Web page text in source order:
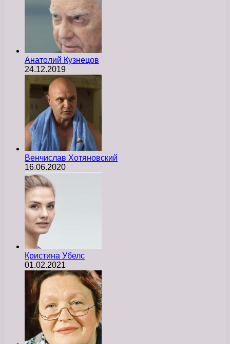
Анатолий Кузнецов
24.12.2019
Венчислав Хотяновский
16.06.2020
Кристина Убелс
01.02.2021